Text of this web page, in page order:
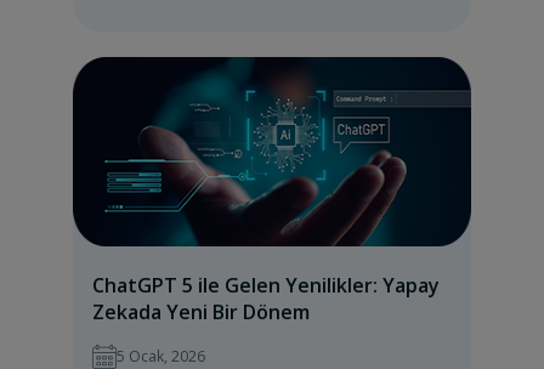
ChatGPT 5 ile Gelen Yenilikler: Yapay
Zekada Yeni Bir Dönem
5 Ocak, 2026